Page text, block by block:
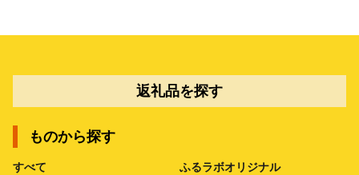
返礼品を探す
ものから探す
すべて ふるラボオリジナル